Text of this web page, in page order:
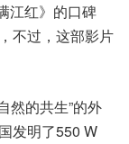
江红》的口碑
不过，这部影片
然的共生”的外
发明了550 W